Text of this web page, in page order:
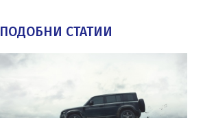
ПОДОБНИ СТАТИИ